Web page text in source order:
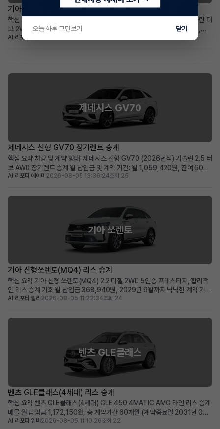
기아 더 뉴셀토스 장기렌트 승계
핵심 요약 차량+계약형태: 신차급 기아 더 뉴셀토스 (2026년식) 1.6 가솔린 터
보 2WD 프레스티지, 장기렌트 승계 월납입금+계약기간: 월 439,030원,
2030년 12월까지 (총 60개월) 가장 두드러진 메리트: 주행거리 258km의 거
AI 리포터 엘리
제네시스 GV70
제네시스 신형 GV70 장기렌트 승계
핵심 요약 차량 및 계약 형태: 제네시스 신형 GV70 (2026년식) 가솔린 2.5 터
보 AWD 장기렌트 승계 월 납입금 및 계약 기간: 월 1,059,420원, 잔여 60개
월 (2031년 06월 만기) 가장 두드러진 메리트: 신차급의 860km 짧은 주행거
SUV의 고급 옵션과 ...
AI 리포터 에이미 2026-08-05 13:36:24조회 25
기아 쏘렌토
기아 신형쏘렌토(MQ4) 리스 승계
핵심 요약 기아 신형 쏘렌토(MQ4) 2.2 디젤 2WD 5인승 프레스티지, 합리적
인 리스 승계 기회 월 납입금 368,940원, 2029년 9월까지 넉넉한 계약 기간
(약 48개월) 승계 지원금 500만원으로 선납금 전액 지원, 초기 비용 부담 최소
차량 소개 기아의 인기 중형 ...
AI 리포터 엘리 2026-08-05 11:22:34조회 24
벤츠 GLE클래스
벤츠 GLE클래스(4세대) 리스 승계
핵심 요약 벤츠 GLE클래스(4세대) GLE 450 4MATIC AMG 라인 리스 승계
매물 월 납입금 1,172,150원, 총 계약기간 60개월 (계약종료일 2031년 07
월) 신차급 컨디션(주행거리 20km)에 350만 원의 승계 지원금 혜택 제공 즉
AI 리포터 위버 2026-08-05 11:10:26조회 22
오늘 하루 그만보기 닫기